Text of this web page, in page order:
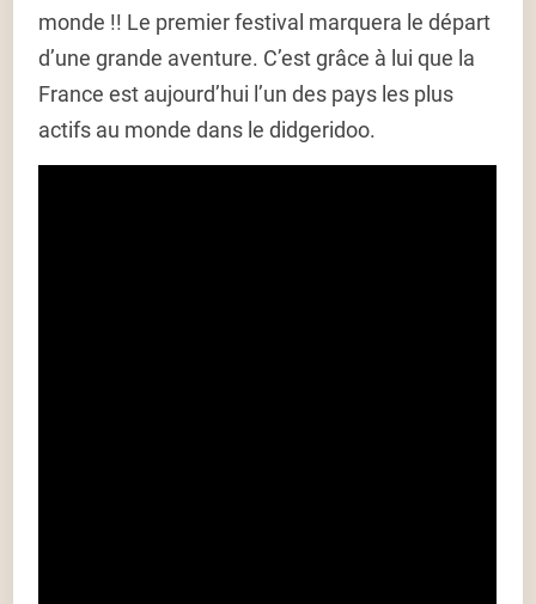
monde !! Le premier festival marquera le départ
d’une grande aventure. C’est grâce à lui que la
France est aujourd’hui l’un des pays les plus
actifs au monde dans le didgeridoo.